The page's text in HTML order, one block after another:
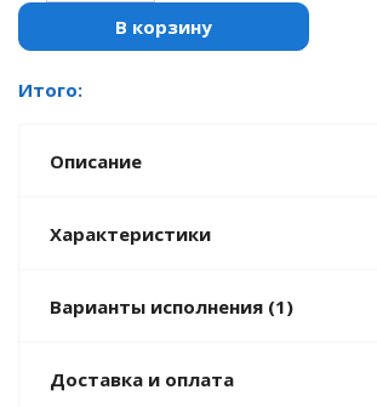
В корзину
Итого:
Описание
Характеристики
Варианты исполнения (1)
Доставка и оплата